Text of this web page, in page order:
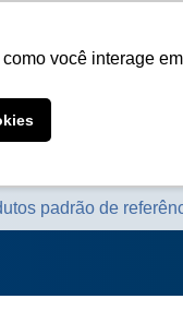
você interage
Representadas